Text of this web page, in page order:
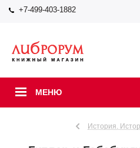
+7-499-403-1882
МЕНЮ
История.